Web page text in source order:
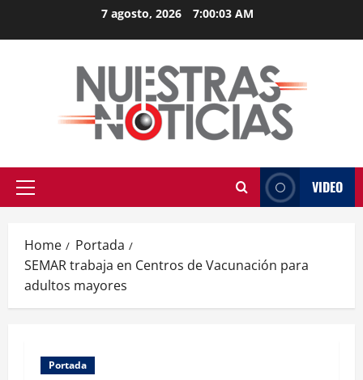
7 agosto, 2026 7:00:03 AM
Primary
VIDEO
Home
Portada
SEMAR trabaja en Centros de Vacunación para
adultos mayores
Portada